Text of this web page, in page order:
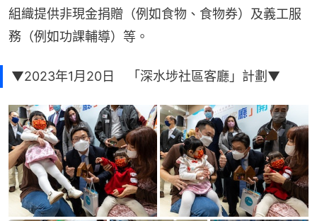
組織提供非現金捐贈（例如食物、食物券）及義工服
務（例如功課輔導）等。
▼2023年1月20日 「深水埗社區客廳」計劃▼